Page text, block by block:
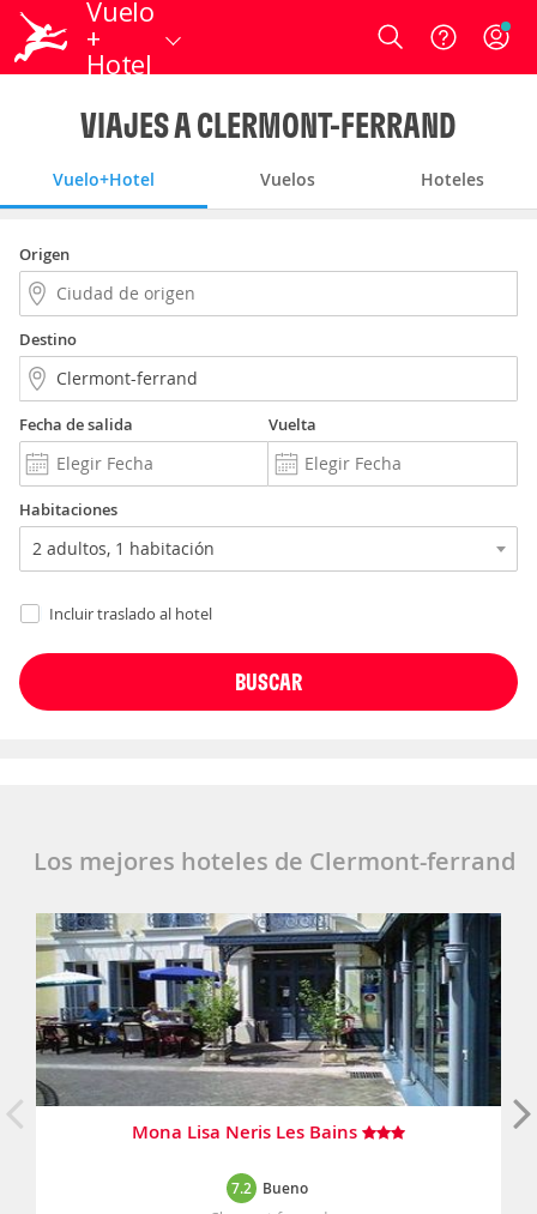
Vuelo
+
Hotel
Login
VIAJES A CLERMONT-FERRAND
Vuelo+Hotel Vuelos Hoteles
Origen
Destino
Fecha de salida Vuelta
Habitaciones
Incluir traslado al hotel
Los mejores hoteles de Clermont-ferrand
Mona Lisa Neris Les Bains
7.2 Bueno